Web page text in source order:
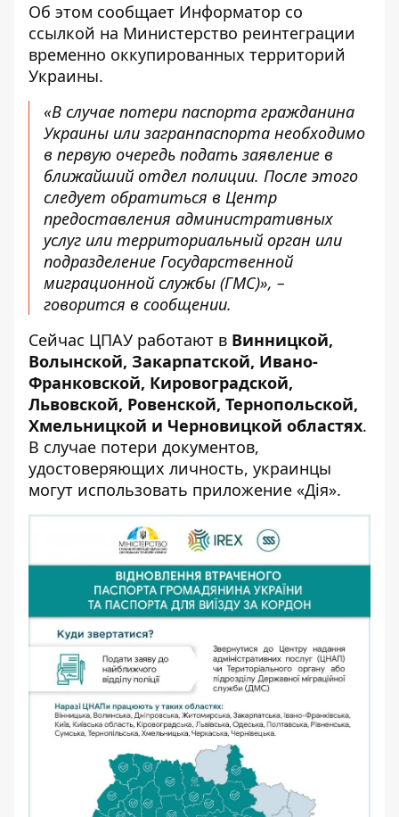
Об этом сообщает Информатор со
ссылкой на Министерство реинтеграции
временно оккупированных территорий
Украины.
«В случае потери паспорта гражданина
Украины или загранпаспорта необходимо
в первую очередь подать заявление в
ближайший отдел полиции. После этого
следует обратиться в Центр
предоставления административных
услуг или территориальный орган или
подразделение Государственной
миграционной службы (ГМС)», –
говорится в сообщении.
Сейчас ЦПАУ работают в Винницкой,
Волынской, Закарпатской, Ивано-
Франковской, Кировоградской,
Львовской, Ровенской, Тернопольской,
Хмельницкой и Черновицкой областях.
В случае потери документов,
удостоверяющих личность, украинцы
могут использовать приложение «Дія».